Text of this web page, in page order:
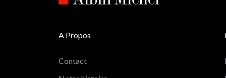
A Propos
Contact